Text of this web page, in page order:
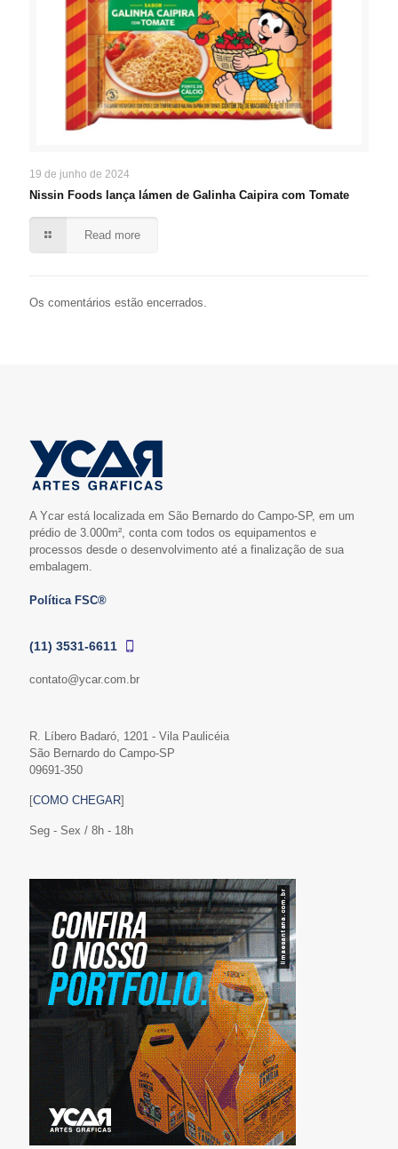
19 de junho de 2024
Nissin Foods lança lámen de Galinha Caipira com Tomate
Read more
Os comentários estão encerrados.
A Ycar está localizada em São Bernardo do Campo-SP, em um
prédio de 3.000m², conta com todos os equipamentos e
processos desde o desenvolvimento até a finalização de sua
embalagem.
Política FSC®
(11) 3531-6611
contato@ycar.com.br
R. Líbero Badaró, 1201 - Vila Paulicéia
São Bernardo do Campo-SP
09691-350
[COMO CHEGAR]
Seg - Sex / 8h - 18h